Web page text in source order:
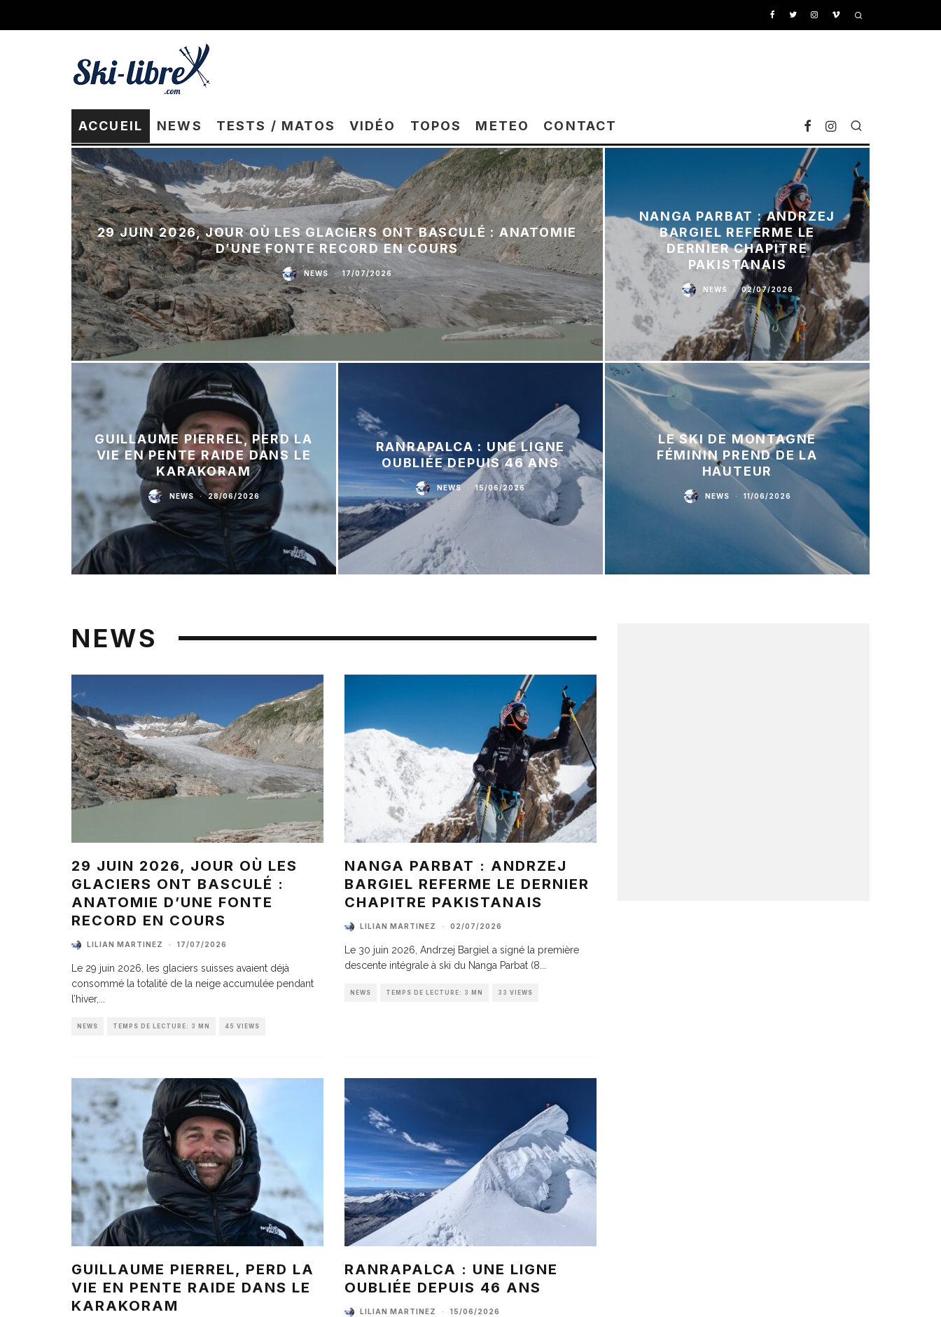
ACCUEIL NEWS TESTS / MATOS VIDÉO TOPOS METEO CONTACT
29 JUIN 2026, JOUR OÙ LES GLACIERS ONT BASCULÉ : ANATOMIE
D’UNE FONTE RECORD EN COURS
NEWS · 17/07/2026
NANGA PARBAT : ANDRZEJ
BARGIEL REFERME LE
DERNIER CHAPITRE
PAKISTANAIS
NEWS · 02/07/2026
GUILLAUME PIERREL, PERD LA
VIE EN PENTE RAIDE DANS LE
KARAKORAM
NEWS · 28/06/2026
RANRAPALCA : UNE LIGNE
OUBLIÉE DEPUIS 46 ANS
NEWS · 15/06/2026
LE SKI DE MONTAGNE
FÉMININ PREND DE LA
HAUTEUR
NEWS · 11/06/2026
NEWS
29 JUIN 2026, JOUR OÙ LES
GLACIERS ONT BASCULÉ :
ANATOMIE D’UNE FONTE
RECORD EN COURS
LILIAN MARTINEZ · 17/07/2026
Le 29 juin 2026, les glaciers suisses avaient déjà
consommé la totalité de la neige accumulée pendant
l’hiver,
NEWS TEMPS DE LECTURE: 3 MN 45 VIEWS
NANGA PARBAT : ANDRZEJ
BARGIEL REFERME LE DERNIER
CHAPITRE PAKISTANAIS
LILIAN MARTINEZ · 02/07/2026
Le 30 juin 2026, Andrzej Bargiel a signé la première
descente intégrale à ski du Nanga Parbat (8
NEWS TEMPS DE LECTURE: 3 MN 33 VIEWS
GUILLAUME PIERREL, PERD LA
VIE EN PENTE RAIDE DANS LE
KARAKORAM
RANRAPALCA : UNE LIGNE
OUBLIÉE DEPUIS 46 ANS
LILIAN MARTINEZ · 15/06/2026